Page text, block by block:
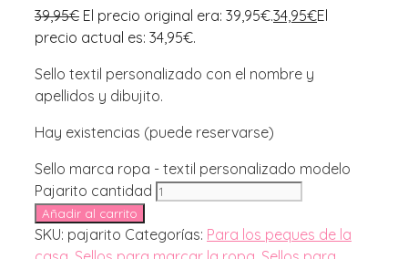
39,95€ El precio original era: 39,95€.34,95€El
precio actual es: 34,95€.
Sello textil personalizado con el nombre y
apellidos y dibujito.
Hay existencias (puede reservarse)
Sello marca ropa - textil personalizado modelo
Pajarito cantidad
Añadir al carrito
SKU: pajarito Categorías: Para los peques de la